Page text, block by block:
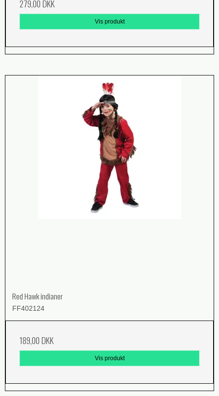
279,00 DKK
Vis produkt
Red Hawk indianer
FF402124
189,00 DKK
Vis produkt